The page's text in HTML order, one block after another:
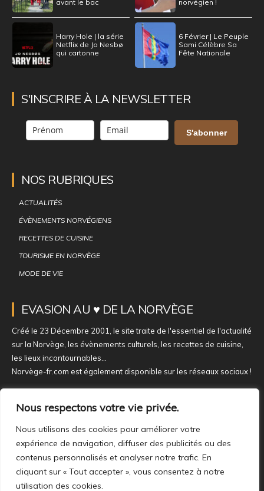
Nous respectons votre vie privée.
Nous utilisons des cookies pour améliorer votre
expérience de navigation, diffuser des publicités ou des
contenus personnalisés et analyser notre trafic. En
cliquant sur « Tout accepter », vous consentez à notre
utilisation des cookies.
avant le bac
norvégien !
Harry Hole | la série
Netflix de Jo Nesbø
qui cartonne
6 Février | Le Peuple
Sami Célèbre Sa
Fête Nationale
S'INSCRIRE À LA NEWSLETTER
S'abonner
NOS RUBRIQUES
ACTUALITÉS
ÉVÈNEMENTS NORVÉGIENS
RECETTES DE CUISINE
TOURISME EN NORVÈGE
MODE DE VIE
EVASION AU ♥ DE LA NORVÈGE
Créé le 23 Décembre 2001, le site traite de l'essentiel de l'actualité
sur la Norvège, les évènements culturels, les recettes de cuisine,
les lieux incontournables...
Norvège-fr.com est également disponible sur les réseaux sociaux !